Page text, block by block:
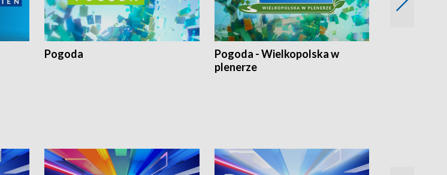
Pogoda
Pogoda - Wielkopolska w
plenerze